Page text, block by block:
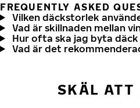
FREQUENTLY ASKED
Vilken däckstorlek
Vad är skillnaden mellan
Hur ofta ska jag byta däck
Vad är det
SKÄL ATT